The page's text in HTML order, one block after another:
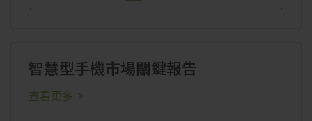
智慧型手機市場關鍵報告
查看更多